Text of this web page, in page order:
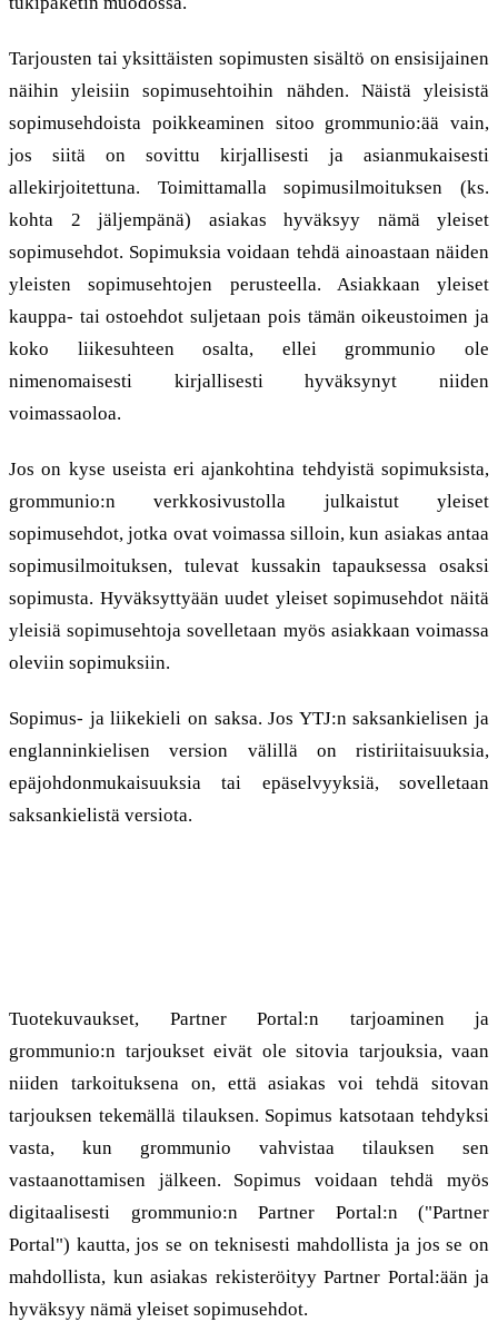
Tarjousten tai yksittäisten sopimusten sisältö on ensisijainen
näihin yleisiin sopimusehtoihin nähden. Näistä yleisistä
sopimusehdoista poikkeaminen sitoo grommunio:ää vain,
jos siitä on sovittu kirjallisesti ja asianmukaisesti
allekirjoitettuna. Toimittamalla sopimusilmoituksen (ks.
kohta 2 jäljempänä) asiakas hyväksyy nämä yleiset
sopimusehdot. Sopimuksia voidaan tehdä ainoastaan näiden
yleisten sopimusehtojen perusteella. Asiakkaan yleiset
kauppa- tai ostoehdot suljetaan pois tämän oikeustoimen ja
koko liikesuhteen osalta, ellei grommunio ole
nimenomaisesti kirjallisesti hyväksynyt niiden
voimassaoloa.
Jos on kyse useista eri ajankohtina tehdyistä sopimuksista,
grommunio:n verkkosivustolla julkaistut yleiset
sopimusehdot, jotka ovat voimassa silloin, kun asiakas antaa
sopimusilmoituksen, tulevat kussakin tapauksessa osaksi
sopimusta. Hyväksyttyään uudet yleiset sopimusehdot näitä
yleisiä sopimusehtoja sovelletaan myös asiakkaan voimassa
oleviin sopimuksiin.
Sopimus- ja liikekieli on saksa. Jos YTJ:n saksankielisen ja
englanninkielisen version välillä on ristiriitaisuuksia,
epäjohdonmukaisuuksia tai epäselvyyksiä, sovelletaan
saksankielistä versiota.
Tuotekuvaukset, Partner Portal:n tarjoaminen ja
grommunio:n tarjoukset eivät ole sitovia tarjouksia, vaan
niiden tarkoituksena on, että asiakas voi tehdä sitovan
tarjouksen tekemällä tilauksen. Sopimus katsotaan tehdyksi
vasta, kun grommunio vahvistaa tilauksen sen
vastaanottamisen jälkeen. Sopimus voidaan tehdä myös
digitaalisesti grommunio:n Partner Portal:n ("Partner
Portal") kautta, jos se on teknisesti mahdollista ja jos se on
mahdollista, kun asiakas rekisteröityy Partner Portal:ään ja
hyväksyy nämä yleiset sopimusehdot.